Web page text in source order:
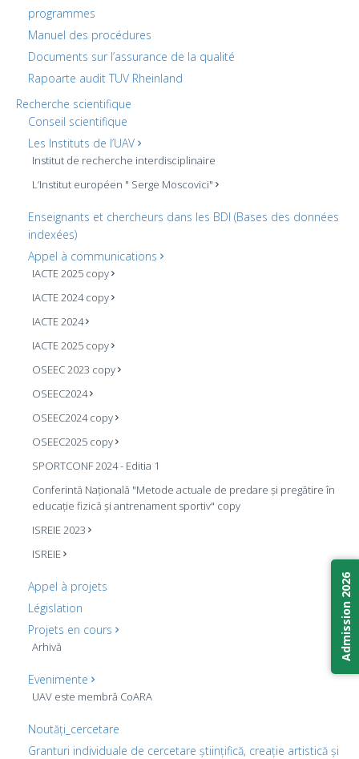
programmes
Manuel des procédures
Documents sur l’assurance de la qualité
Rapoarte audit TUV Rheinland
Recherche scientifique
Conseil scientifique
Les Instituts de l’UAV
Institut de recherche interdisciplinaire
L’Institut européen " Serge Moscovici"
Enseignants et chercheurs dans les BDI (Bases des données
indexées)
Appel à communications
IACTE 2025 copy
IACTE 2024 copy
IACTE 2024
IACTE 2025 copy
OSEEC 2023 copy
OSEEC2024
OSEEC2024 copy
OSEEC2025 copy
SPORTCONF 2024 - Editia 1
Conferintă Națională "Metode actuale de predare și pregătire în
educație fizică și antrenament sportiv" copy
ISREIE 2023
ISREIE
Appel à projets
Législation
Projets en cours
Arhivă
Evenimente
UAV este membră CoARA
Noutăți_cercetare
Granturi individuale de cercetare științifică, creație artistică și
Admission 2026